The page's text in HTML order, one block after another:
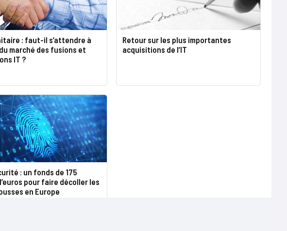
: faut-il s’attendre à
marché des fusions et
IT ?
Retour sur les plus importantes
acquisitions de l’IT
: un fonds de 175
pour faire décoller les
en Europe